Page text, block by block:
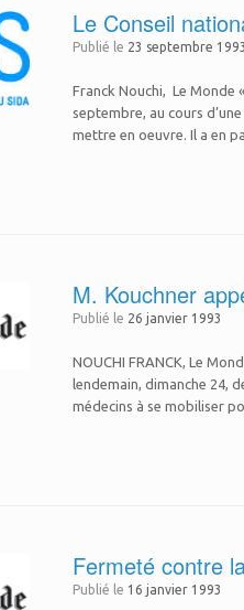
Le Conseil
Publié le 23 septembre
Franck Nouchi, Le Monde
septembre, au cours
mettre en oeuvre. Il a en
M. Kouchner
Publié le 26 janvier 1993
NOUCHI FRANCK, Le
lendemain, dimanche 24,
médecins à se mobiliser
Fermeté contre
Publié le 16 janvier 1993